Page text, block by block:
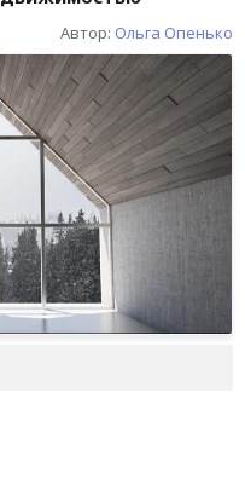
Автор: Ольга Опенько